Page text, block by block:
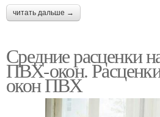
читать дальше →
Средние расценки
ПВХ-окон.
окон ПВХ